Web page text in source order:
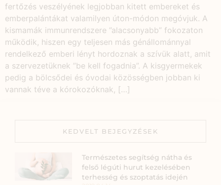
fertőzés veszélyének legjobban kitett embereket és
emberpalántákat valamilyen úton-módon megóvjuk. A
kismamák immunrendszere ”alacsonyabb” fokozaton
működik, hiszen egy teljesen más génállománnyal
rendelkező emberi lényt hordoznak a szívük alatt, amit
a szervezetüknek ”be kell fogadnia”. A kisgyermekek
pedig a bölcsődei és óvodai közösségben jobban ki
vannak téve a kórokozóknak, […]
KEDVELT BEJEGYZÉSEK
Természetes segítség nátha és
felső légúti hurut kezelésében
terhesség és szoptatás idején